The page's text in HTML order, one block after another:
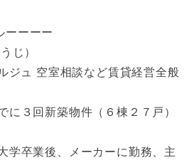
ーーーー
じ）
ジュ 空室相談など賃貸経営全般
に３回新築物件（６棟２７戸）
学卒業後、メーカーに勤務、主